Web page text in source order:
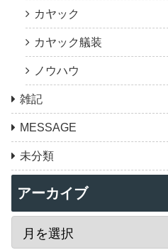
カヤック
カヤック艤装
ノウハウ
雑記
MESSAGE
未分類
アーカイブ